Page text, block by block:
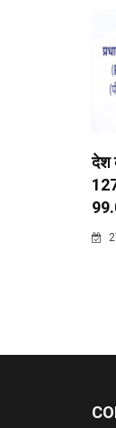
देश